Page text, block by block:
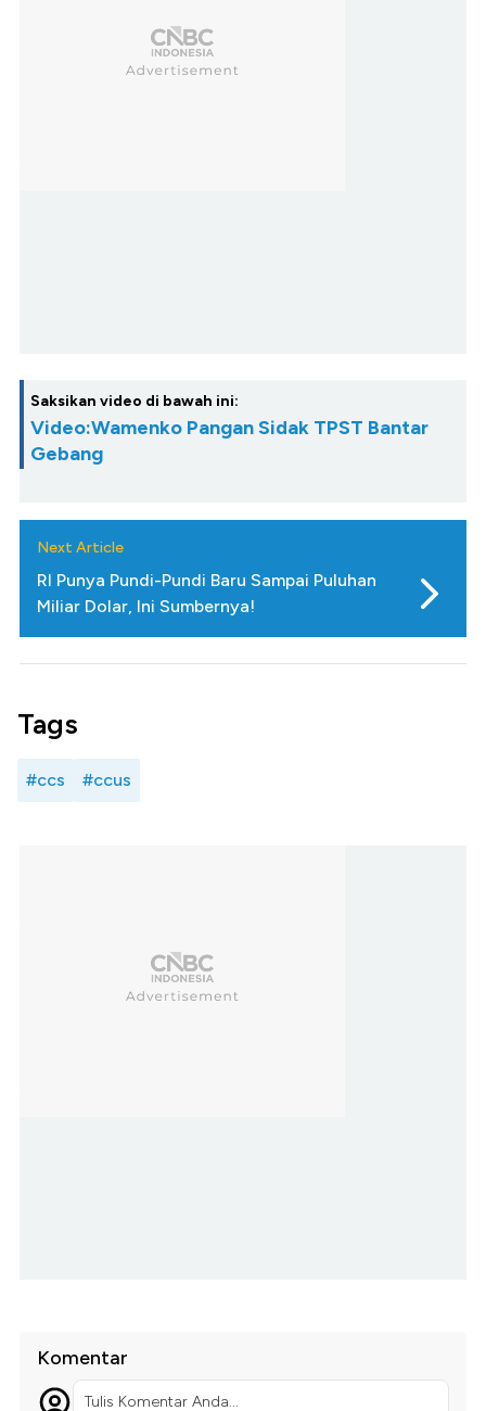
Saksikan video di bawah ini:
Video:Wamenko Pangan Sidak TPST Bantar
Gebang
Next Article
RI Punya Pundi-Pundi Baru Sampai Puluhan
Miliar Dolar, Ini Sumbernya!
Tags
#ccs #ccus
Komentar
Tulis Komentar Anda...